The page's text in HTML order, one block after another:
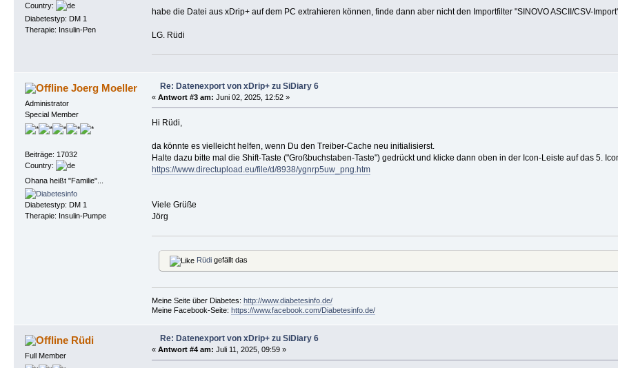
Country:
Diabetestyp: DM 1
Therapie: Insulin-Pen
habe die Datei aus xDrip+ auf dem PC extrahieren können, finde dann aber nicht den Importfilter "SINOVO ASCII/CSV-
LG. Rüdi
Joerg Moeller
Administrator
Special Member
Beiträge: 17032
Country:
Ohana heißt "Familie"...
Diabetestyp: DM 1
Therapie: Insulin-Pumpe
Re: Datenexport von xDrip+ zu SiDiary 6
« Antwort #3 am: Juni 02, 2025, 12:52 »
Hi Rüdi,
da könnte es vielleicht helfen, wenn Du den Treiber-Cache neu initialisierst.
Halte dazu bitte mal die Shift-Taste ("Großbuchstaben-Taste") gedrückt und klicke dann oben in der Icon-Leiste auf das 5.
https://www.directupload.eu/file/d/8938/ygnrp5uw_png.htm
Viele Grüße
Jörg
Rüdigefällt das
Meine Seite über Diabetes: http://www.diabetesinfo.de/
Meine Facebook-Seite: https://www.facebook.com/Diabetesinfo.de/
Rüdi
Full Member
Re: Datenexport von xDrip+ zu SiDiary 6
« Antwort #4 am: Juli 11, 2025, 09:59 »